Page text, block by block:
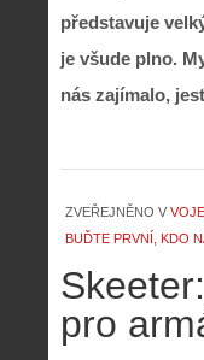
představuje
je všude plno.
nás zajímalo,
ZVEŘEJNĚNO V
BUĎTE PRVNÍ, KDO
pro